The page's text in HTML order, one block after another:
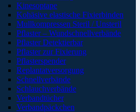
Kinesoptape
Kohäsive elastische Fixierbinden
Mullkompressen Steril / Unsteril
Pflaster – Wundschnellverbände
Pflaster Detektierbar
Pflaster zur Fixierung
Pflasterspender
Replantatversorgung
Schnellverbände
Schlauchverbände
Verbandtücher
Verbandpäckchen